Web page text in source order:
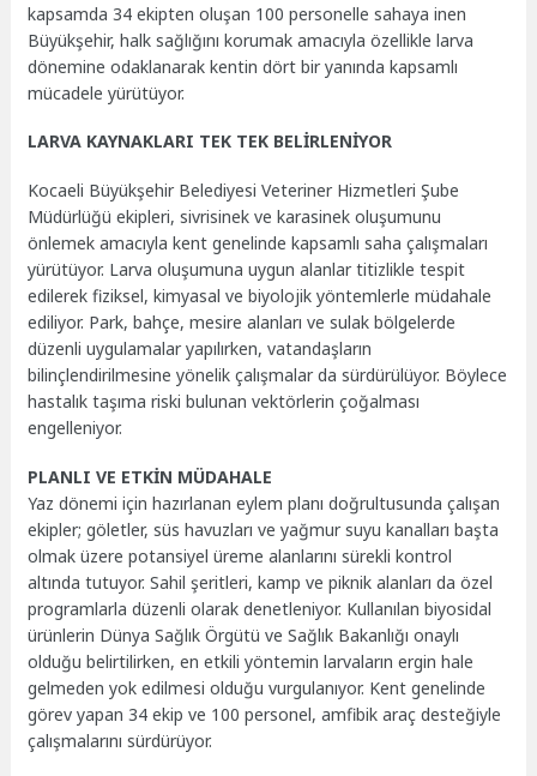
kapsamda 34 ekipten oluşan 100 personelle sahaya inen
Büyükşehir, halk sağlığını korumak amacıyla özellikle larva
dönemine odaklanarak kentin dört bir yanında kapsamlı
mücadele yürütüyor.
LARVA KAYNAKLARI TEK TEK BELİRLENİYOR
Kocaeli Büyükşehir Belediyesi Veteriner Hizmetleri Şube
Müdürlüğü ekipleri, sivrisinek ve karasinek oluşumunu
önlemek amacıyla kent genelinde kapsamlı saha çalışmaları
yürütüyor. Larva oluşumuna uygun alanlar titizlikle tespit
edilerek fiziksel, kimyasal ve biyolojik yöntemlerle müdahale
ediliyor. Park, bahçe, mesire alanları ve sulak bölgelerde
düzenli uygulamalar yapılırken, vatandaşların
bilinçlendirilmesine yönelik çalışmalar da sürdürülüyor. Böylece
hastalık taşıma riski bulunan vektörlerin çoğalması
engelleniyor.
PLANLI VE ETKİN MÜDAHALE
Yaz dönemi için hazırlanan eylem planı doğrultusunda çalışan
ekipler; göletler, süs havuzları ve yağmur suyu kanalları başta
olmak üzere potansiyel üreme alanlarını sürekli kontrol
altında tutuyor. Sahil şeritleri, kamp ve piknik alanları da özel
programlarla düzenli olarak denetleniyor. Kullanılan biyosidal
ürünlerin Dünya Sağlık Örgütü ve Sağlık Bakanlığı onaylı
olduğu belirtilirken, en etkili yöntemin larvaların ergin hale
gelmeden yok edilmesi olduğu vurgulanıyor. Kent genelinde
görev yapan 34 ekip ve 100 personel, amfibik araç desteğiyle
çalışmalarını sürdürüyor.